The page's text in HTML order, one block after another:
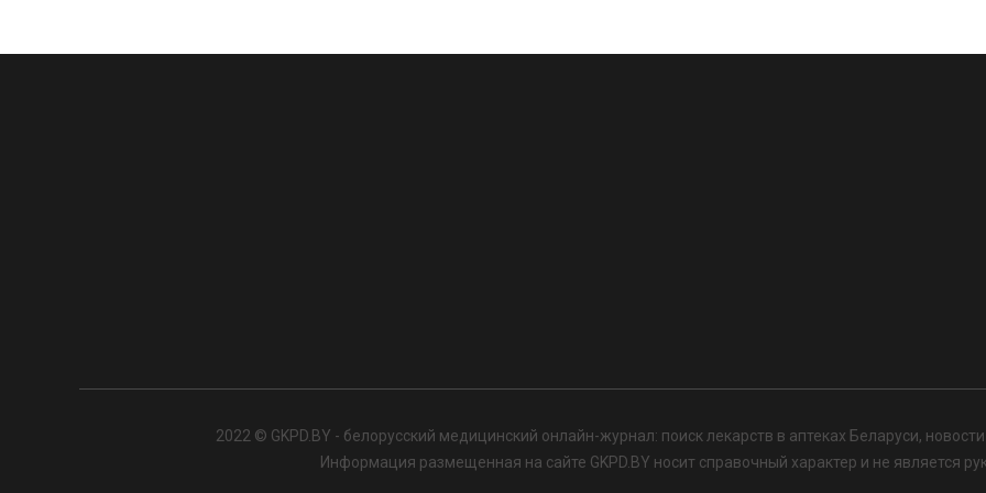
2022 © GKPD.BY - белорусский медицинский онлайн-журнал: поиск лекарств в аптеках Беларуси,
Информация размещенная на сайте GKPD.BY носит справочный характер и не является